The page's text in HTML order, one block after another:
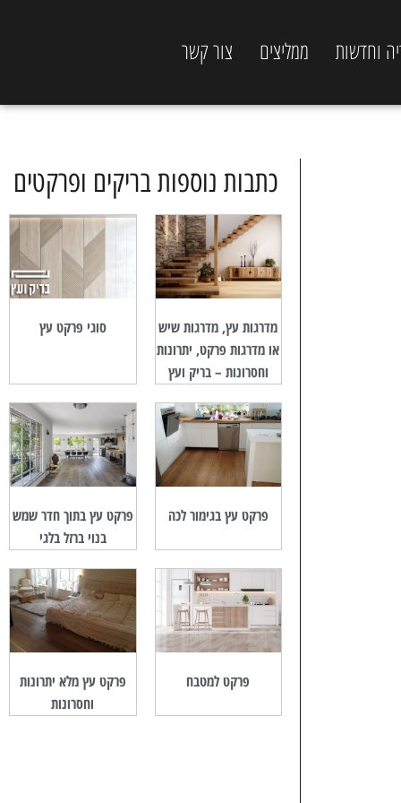
וחדשות ממליצים צור קשר
כתבות נוספות בריקים ופרקטים
מדרגות עץ, מדרגות שיש
או מדרגות פרקט, יתרונות
וחסרונות – בריק ועץ
סוגי פרקט עץ
פרקט עץ בגימור לכה
פרקט עץ בתוך חדר שמש
בנוי ברזל בלגי
פרקט למטבח
פרקט עץ מלא יתרונות
וחסרונות